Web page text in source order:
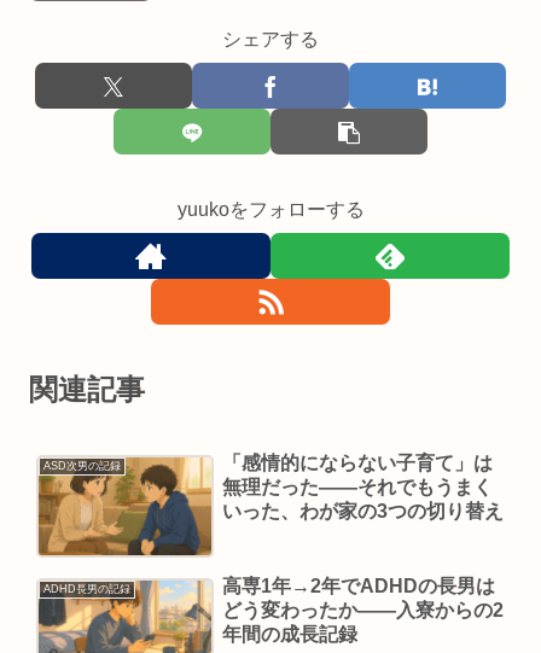
シェアする
yuukoをフォローする
関連記事
ASD次男の記録
「感情的にならない子育て」は
無理だった——それでもうまく
いった、わが家の3つの切り替え
ADHD長男の記録
高専1年→2年でADHDの長男は
どう変わったか——入寮からの2
年間の成長記録